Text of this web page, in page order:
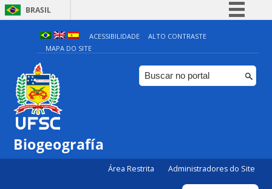
BRASIL
Simplifique!
Comunica BR
Participe
ACESSIBILIDADE
ALTO CONTRASTE
MAPA DO SITE
Biogeografía
Área Restrita Administradores do Site